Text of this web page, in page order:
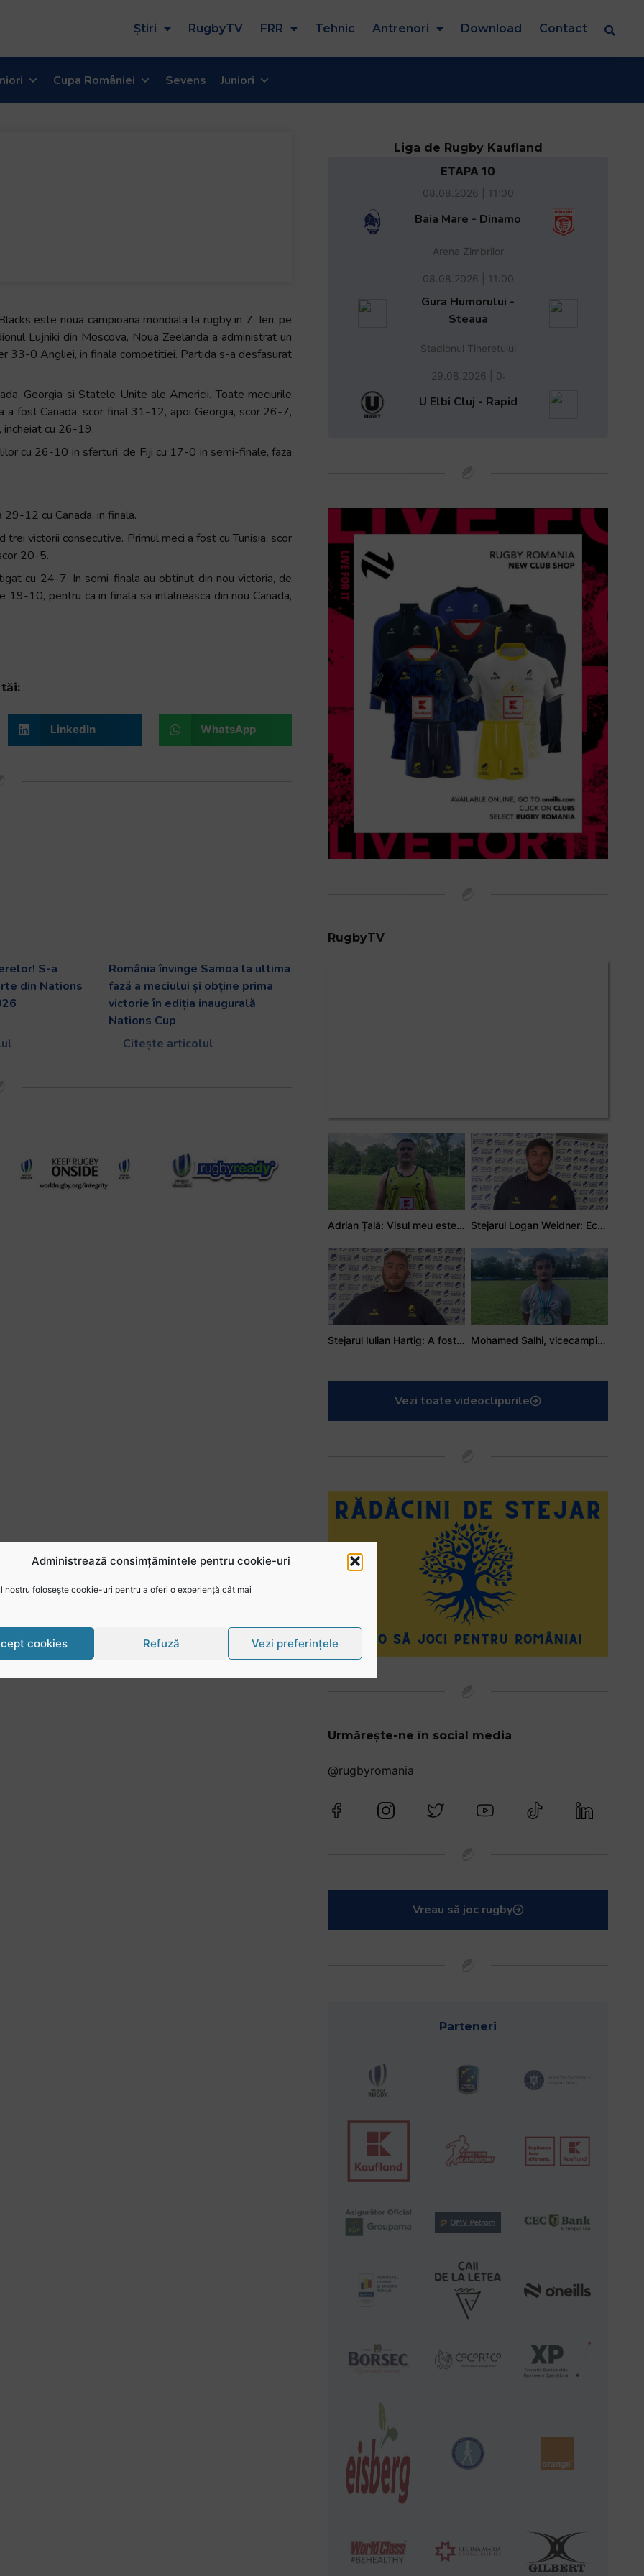
Administrează consimțămintele pentru cookie-uri
nostru folosește cookie-uri pentru a oferi o experiență cât mai
cookies Refuză Vezi preferințele
Știri RugbyTV FRR Tehnic Antrenori Download Contact
Cupa României Sevens Juniori
este noua campioana mondiala la rugby in 7. Ieri, pe
Lujniki din Moscova, Noua Zeelanda a administrat un
33-0 Angliei, in finala competitiei. Partida s-a desfasurat
Georgia si Statele Unite ale Americii. Toate meciurile
a fost Canada, scor final 31-12, apoi Georgia, scor 26-7,
incheiat cu 26-19.
cu 26-10 in sferturi, de Fiji cu 17-0 in semi-finale, faza
12 cu Canada, in finala.
victorii consecutive. Primul meci a fost cu Tunisia, scor
20-5.
cu 24-7. In semi-finala au obtinut din nou victoria, de
10, pentru ca in finala sa intalneasca din nou Canada,
LinkedIn WhatsApp
S-a
din Nations
România învinge Samoa la ultima
fază a meciului și obține prima
victorie în ediția inaugurală
Nations Cup
Citește articolul
Liga de Rugby Kaufland
ETAPA 10
08.08.2026 | 11:00
Baia Mare - Dinamo
Arena Zimbrilor
08.08.2026 | 11:00
Gura Humorului -
Steaua
Stadionul Tineretului
29.08.2026 | 0:
U Elbi Cluj - Rapid
RugbyTV
Adrian Țală: Visul meu este să debutez pentru România Stejarul Logan Weidner: Echipa a muncit mult, iar asta se va vedea în meciurile de la Nations Cup
Stejarul Iulian Hartig: A fost un turneu care a unit mai mult echipa Mohamed Salhi, vicecampion național juniori I: Rugby-ul te învață să accepți și înfrângerile
Vezi toate videoclipurile
Urmărește-ne în social media
@rugbyromania
Vreau să joc rugby
Parteneri